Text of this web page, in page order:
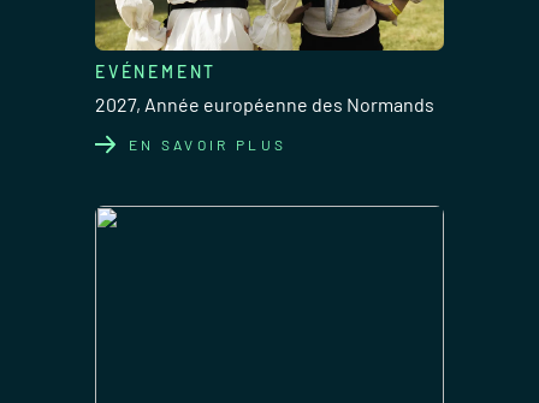
EN SAVOIR PLUS
EVÉNEMENT
2027, Année européenne des Normands